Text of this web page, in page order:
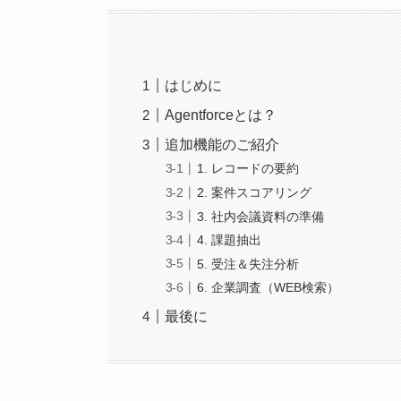
はじめに
Agentforceとは？
追加機能のご紹介
1. レコードの要約
2. 案件スコアリング
3. 社内会議資料の準備
4. 課題抽出
5. 受注＆失注分析
6. 企業調査（WEB検索）
最後に